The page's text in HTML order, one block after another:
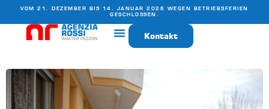
VOM 21. DEZEMBER BIS 14. JANUAR 2026 WEGEN BETRIEBSFERIEN
GESCHLOSSEN.
Kontakt